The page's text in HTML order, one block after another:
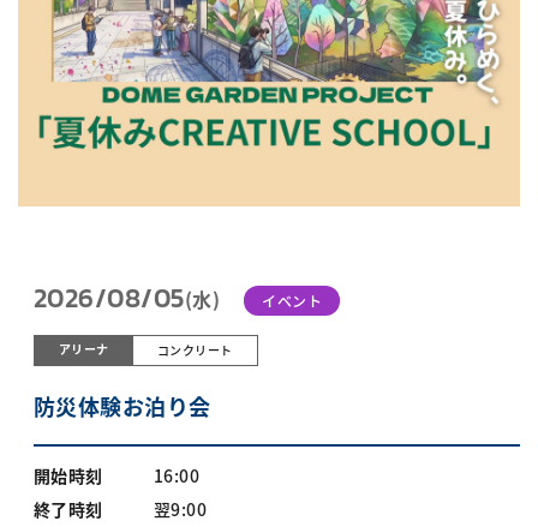
2026/08/05(水) イベント
アリーナ コンクリート
防災体験お泊り会
開始時刻
16:00
終了時刻
翌9:00